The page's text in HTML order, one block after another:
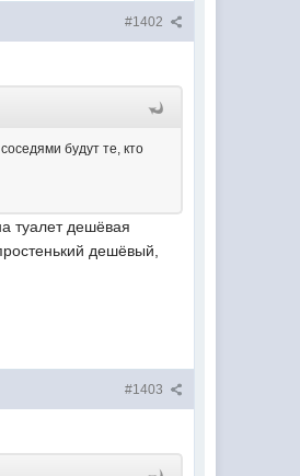
#1402
будут те, кто
туалет дешёвая
дешёвый,
#1403